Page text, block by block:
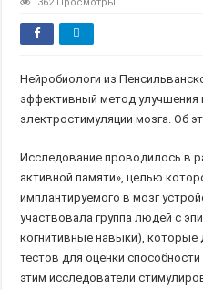
Нейробиологи из
эффективный метод улучшения
электростимуляции мозга. Об
Исследование проводилось в
активной памяти», целью
имплантируемого в мозг
участвовала группа людей с
когнитивные навыки),
тестов для оценки
этим исследователи